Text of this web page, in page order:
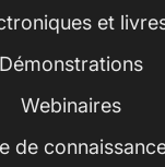
et
Démonstrations
Webinaires
de